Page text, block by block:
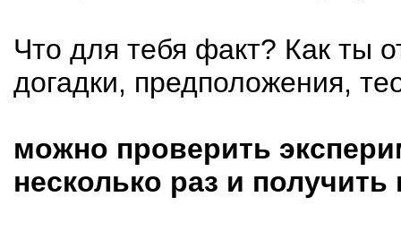
Что для тебя факт? Как ты
догадки, предположения,
можно проверить
несколько раз и